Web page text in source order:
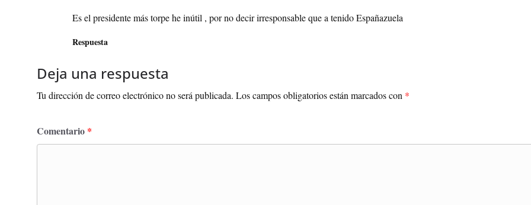
Es el presidente más torpe he inútil , por no decir irresponsable que a tenido Españazuela
Respuesta
Deja una respuesta
Tu dirección de correo electrónico no será publicada. Los campos obligatorios están marcados con *
Comentario *